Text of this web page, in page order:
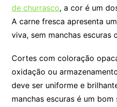
de churrasco, a cor é um
A carne fresca apresenta
viva, sem manchas escuras
Cortes com coloração
oxidação ou
deve ser uniforme e
manchas escuras é um bom